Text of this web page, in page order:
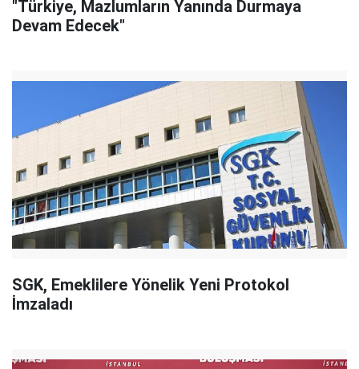
"Türkiye, Mazlumların Yanında Durmaya
Devam Edecek"
SGK, Emeklilere Yönelik Yeni Protokol
İmzaladı